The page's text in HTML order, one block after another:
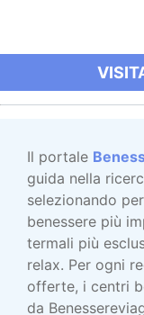
Il portale
guida nella
selezionando
benessere più
termali più
relax. Per ogni
offerte, i centri
da